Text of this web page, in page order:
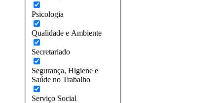
Psicologia
Qualidade e Ambiente
Secretariado
Segurança, Higiene e
Saúde no Trabalho
Serviço Social